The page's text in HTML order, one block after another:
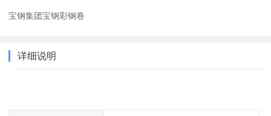
宝钢集团宝钢彩钢卷
详细说明